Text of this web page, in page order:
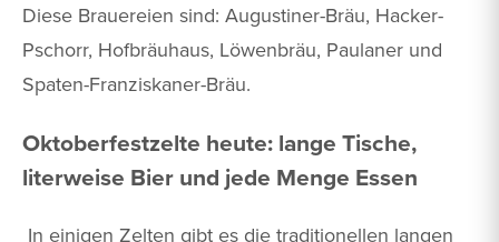
Diese Brauereien sind: Augustiner-Bräu, Hacker-
Pschorr, Hofbräuhaus, Löwenbräu, Paulaner und
Spaten-Franziskaner-Bräu.
Oktoberfestzelte heute: lange Tische,
literweise Bier und jede Menge Essen
In einigen Zelten gibt es die traditionellen langen